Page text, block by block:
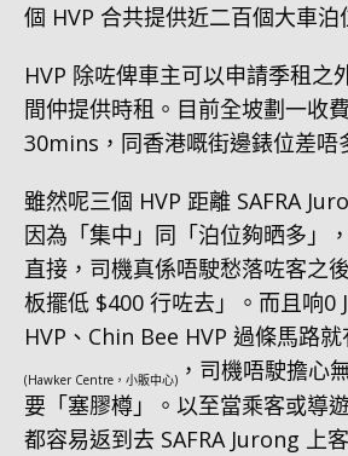
個 HVP 合共提供近二百個大車泊
HVP 除咗俾車主可以申請季租之
間仲提供時租。目前全坡劃一收
30mins，同香港嘅街邊錶位差唔
雖然呢三個 HVP 距離 SAFRA
因為「集中」同「泊位夠晒多」
直接，司機真係唔駛愁落咗客之
板擺低 $400 行咗去」。而且响0
HVP、Chin Bee HVP 過條馬路
(Hawker Centre，小販中心) ，司機唔駛擔心
要「塞膠樽」。以至當乘客或導
都容易返到去 SAFRA Jurong 上